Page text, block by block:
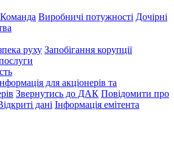
Команда Виробничі потужності Дочірні
руху Запобігання корупції
для акціонерів та
Звернутись до ДАК Повідомити про
дані Інформація емітента